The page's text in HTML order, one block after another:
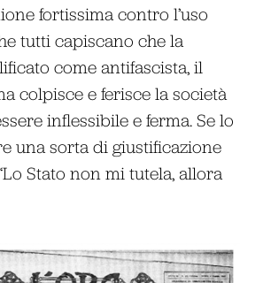
fortissima contro l’uso
tutti capiscano che la
come antifascista, il
colpisce e ferisce la società
inflessibile e ferma. Se lo
una sorta di giustificazione
Stato non mi tutela, allora